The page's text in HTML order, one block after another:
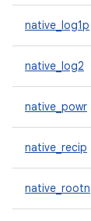
native_log1p
native_log2
native_powr
native_recip
native_rootn